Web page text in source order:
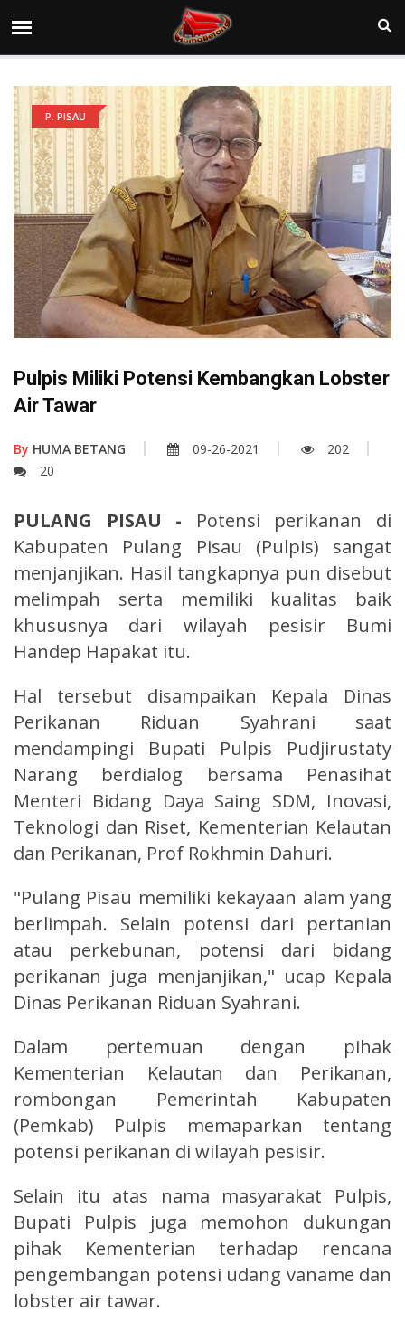
P. PISAU
Pulpis Miliki Potensi Kembangkan Lobster
Air Tawar
By HUMA BETANG 09-26-2021
202
20
PULANG PISAU - Potensi perikanan di
Kabupaten Pulang Pisau (Pulpis) sangat
menjanjikan. Hasil tangkapnya pun disebut
melimpah serta memiliki kualitas baik
khususnya dari wilayah pesisir Bumi
Handep Hapakat itu.
Hal tersebut disampaikan Kepala Dinas
Perikanan Riduan Syahrani saat
mendampingi Bupati Pulpis Pudjirustaty
Narang berdialog bersama Penasihat
Menteri Bidang Daya Saing SDM, Inovasi,
Teknologi dan Riset, Kementerian Kelautan
dan Perikanan, Prof Rokhmin Dahuri.
"Pulang Pisau memiliki kekayaan alam yang
berlimpah. Selain potensi dari pertanian
atau perkebunan, potensi dari bidang
perikanan juga menjanjikan," ucap Kepala
Dinas Perikanan Riduan Syahrani.
Dalam pertemuan dengan pihak
Kementerian Kelautan dan Perikanan,
rombongan Pemerintah Kabupaten
(Pemkab) Pulpis memaparkan tentang
potensi perikanan di wilayah pesisir.
Selain itu atas nama masyarakat Pulpis,
Bupati Pulpis juga memohon dukungan
pihak Kementerian terhadap rencana
pengembangan potensi udang vaname dan
lobster air tawar.